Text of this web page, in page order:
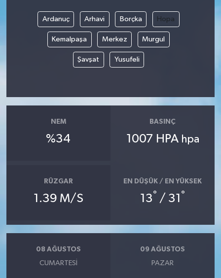
Ardanuç Arhavi Borçka Hopa
Kemalpaşa Merkez Murgul
Şavşat Yusufeli
NEM
%34
BASINÇ
1007 HPA hpa
RÜZGAR
1.39 M/S
EN DÜŞÜK / EN YÜKSEK
13° / 31 °
08 AĞUSTOS
CUMARTESI
09 AĞUSTOS
PAZAR